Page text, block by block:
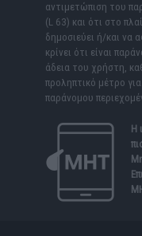
αντιμετώπιση του
(L 63) και ότι στο
δημοσιεύει ή/και να
κρίνει ότι είναι
άδεια του χρήστη,
προληπτικό μέτρο
παράνομου
Η